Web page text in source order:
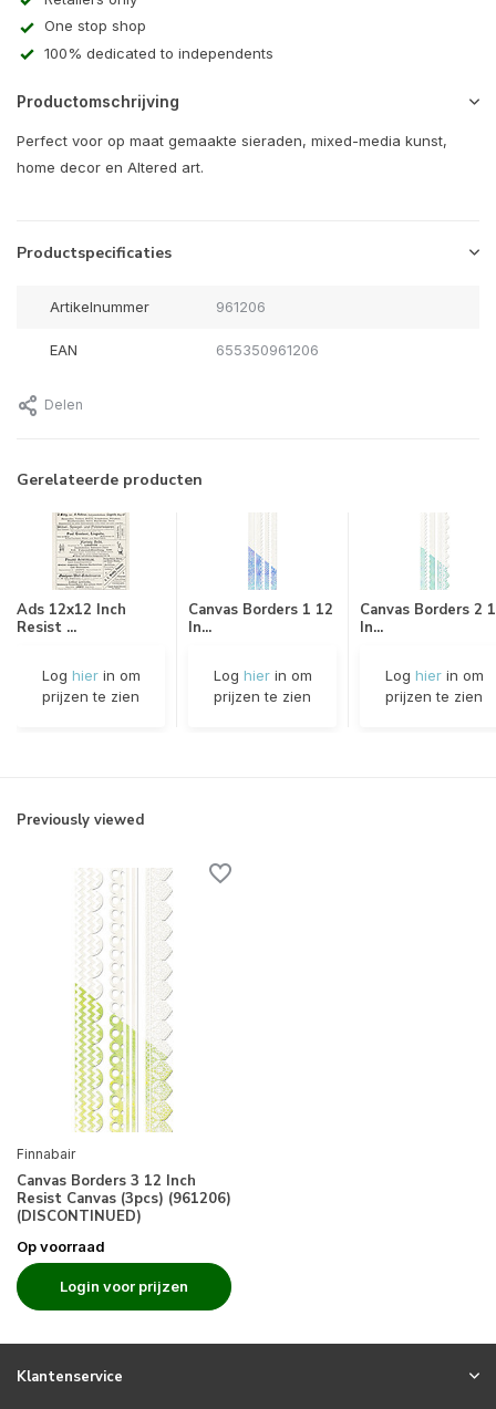
One stop shop
100% dedicated to independents
Productomschrijving
Perfect voor op maat gemaakte sieraden, mixed-media kunst,
home decor en Altered art.
Productspecificaties
Artikelnummer 961206
EAN 655350961206
Delen
Gerelateerde producten
Ads 12x12 Inch
Resist ...
Log hierin om
prijzen te zien
Canvas Borders 1 12
In...
Log hierin om
prijzen te zien
Canvas Borders 2
In...
Log hierin om
prijzen te zien
Previously viewed
Finnabair
Canvas Borders 3 12 Inch
Resist Canvas (3pcs) (961206)
(DISCONTINUED)
Op voorraad
Login voor prijzen
Klantenservice